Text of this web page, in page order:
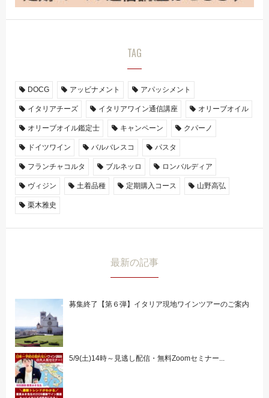
TAG
DOCG アッビナメント アパッシメント
イタリアチーズ イタリアワイン通信講座 オリーブオイル
オリーブオイル鑑定士 キャンペーン クパーノ
ドイツワイン バルバレスコ パスタ
フランチャコルタ ブルネッロ ロンバルディア
ヴィジン 土着品種 定期購入コース 山野高弘
栗木雅史
最新の記事
募集終了【第６弾】イタリア現地ワインツアーのご案内
5/9(土)14時～見逃し配信・無料Zoomセミナー...